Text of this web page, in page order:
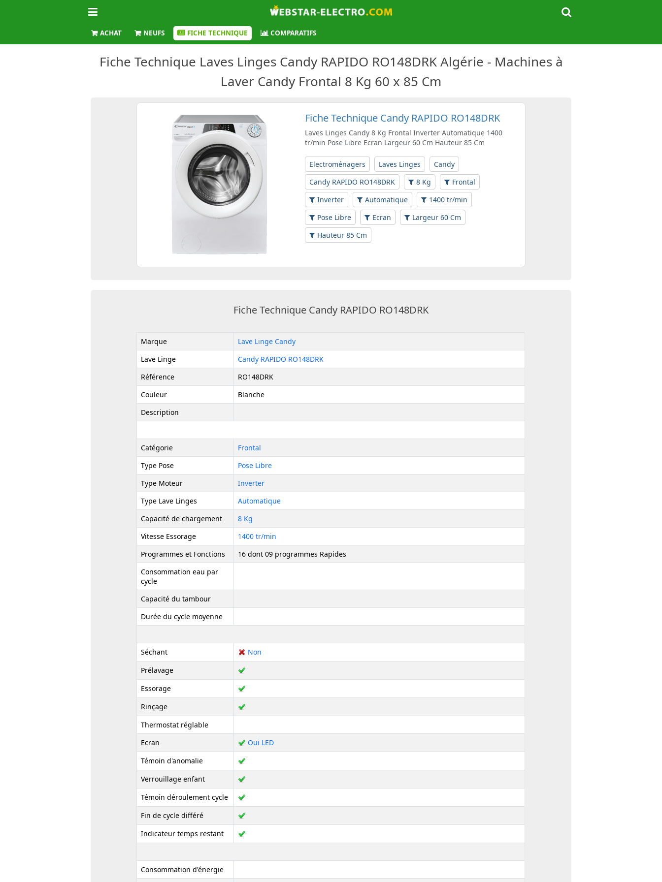
ACHAT NEUFS FICHE TECHNIQUE COMPARATIFS
Fiche Technique Laves Linges Candy RAPIDO RO148DRK Algérie - Machines à
Laver Candy Frontal 8 Kg 60 x 85 Cm
Fiche Technique Candy RAPIDO RO148DRK
Laves Linges Candy 8 Kg Frontal Inverter Automatique 1400
tr/min Pose Libre Ecran Largeur 60 Cm Hauteur 85 Cm
Electroménagers Laves Linges
Candy
Candy RAPIDO RO148DRK
8 Kg
Frontal
Inverter
Automatique
1400 tr/min
Pose Libre
Ecran
Largeur 60 Cm
Hauteur 85 Cm
Fiche Technique Candy RAPIDO RO148DRK
Marque
Lave Linge Candy
Lave Linge
Candy RAPIDO RO148DRK
Référence
RO148DRK
Couleur
Blanche
Description
Catégorie
Frontal
Type Pose
Pose Libre
Type Moteur
Inverter
Type Lave Linges
Automatique
Capacité de chargement
8 Kg
Vitesse Essorage
1400 tr/min
Programmes et Fonctions
16 dont 09 programmes Rapides
Consommation eau par
cycle
Capacité du tambour
Durée du cycle moyenne
Séchant
Non
Prélavage
Essorage
Rinçage
Thermostat réglable
Ecran
Oui LED
Témoin d'anomalie
Verrouillage enfant
Témoin déroulement cycle
Fin de cycle différé
Indicateur temps restant
Consommation d'énergie